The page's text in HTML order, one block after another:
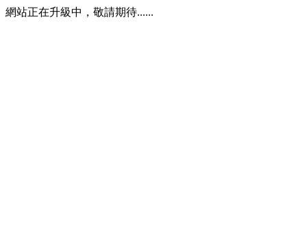
網站正在升級中，敬請期待......